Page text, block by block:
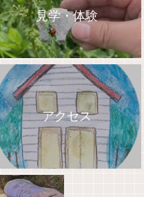
見学・体験
アクセス